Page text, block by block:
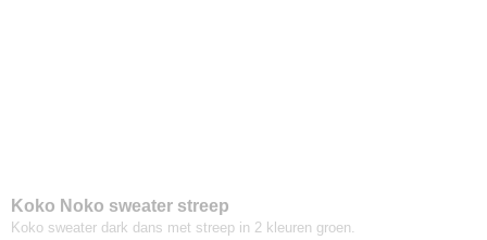
Koko Noko sweater streep
Koko sweater dark dans met streep in 2 kleuren groen.